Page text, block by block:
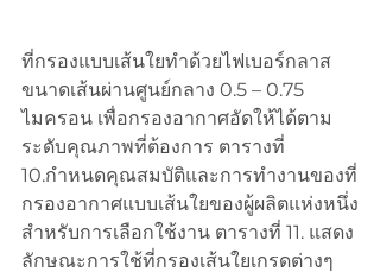
ที่กรองแบบเส้นใยทำด้วยไฟเบอร์กลาส
ขนาดเส้นผ่านศูนย์กลาง 0.5 – 0.75
ไมครอน เพื่อกรองอากาศอัดให้ได้ตาม
ระดับคุณภาพที่ต้องการ ตารางที่
10.กำหนดคุณสมบัติและการทำงานของที่
กรองอากาศแบบเส้นใยของผู้ผลิตแห่งหนึ่ง
สำหรับการเลือกใช้งาน ตารางที่ 11. แสดง
ลักษณะการใช้ที่กรองเส้นใยเกรดต่างๆ